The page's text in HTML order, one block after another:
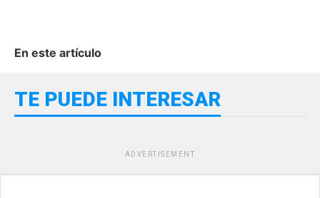
En este artículo
TE PUEDE INTERESAR
ADVERTISEMENT